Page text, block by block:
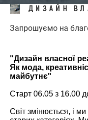
ДИЗАЙН
Запрошуємо на
"Дизайн власної
Як мода,
майбутнє"
Старт 06.05 з 16.00
Світ змінюється, і